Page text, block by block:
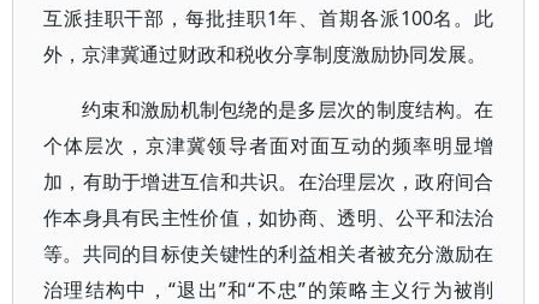
互派挂职干部，每批挂职1年、首期各派100名。此
外，京津冀通过财政和税收分享制度激励协同发展。
约束和激励机制包绕的是多层次的制度结构。在
个体层次，京津冀领导者面对面互动的频率明显增
加，有助于增进互信和共识。在治理层次，政府间合
作本身具有民主性价值，如协商、透明、公平和法治
等。共同的目标使关键性的利益相关者被充分激励在
治理结构中，“退出”和“不忠”的策略主义行为被削